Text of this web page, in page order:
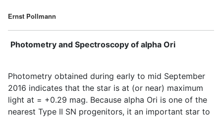
Ernst Pollmann
Photometry and Spectroscopy of alpha Ori
Photometry obtained during early to mid September
2016 indicates that the star is at (or near) maximum
light at = +0.29 mag. Because alpha Ori is one of the
nearest Type II SN progenitors, it an important star to